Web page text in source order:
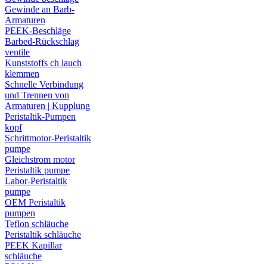
Gewinde an Barb-
Armaturen
PEEK-Beschläge
Barbed-Rückschlag
ventile
Kunststoffs ch lauch
klemmen
Schnelle Verbindung
und Trennen von
Armaturen | Kupplung
Peristaltik-Pumpen
kopf
Schrittmotor-Peristaltik
pumpe
Gleichstrom motor
Peristaltik pumpe
Labor-Peristaltik
pumpe
OEM Peristaltik
pumpen
Teflon schläuche
Peristaltik schläuche
PEEK Kapillar
schläuche